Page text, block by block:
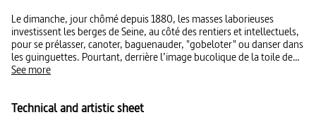
Le dimanche, jour chômé depuis 1880, les masses laborieuses
investissent les berges de Seine, au côté des rentiers et intellectuels,
pour se prélasser, canoter, baguenauder, "gobeloter" ou danser dans
les guinguettes. Pourtant, derrière l’image bucolique de la toile de
Seurat se profile un autre horizon : les cheminées d’usines et le
industrielle et les titanesques travaux de modernisation initiés par le
See more
Technical and artistic sheet